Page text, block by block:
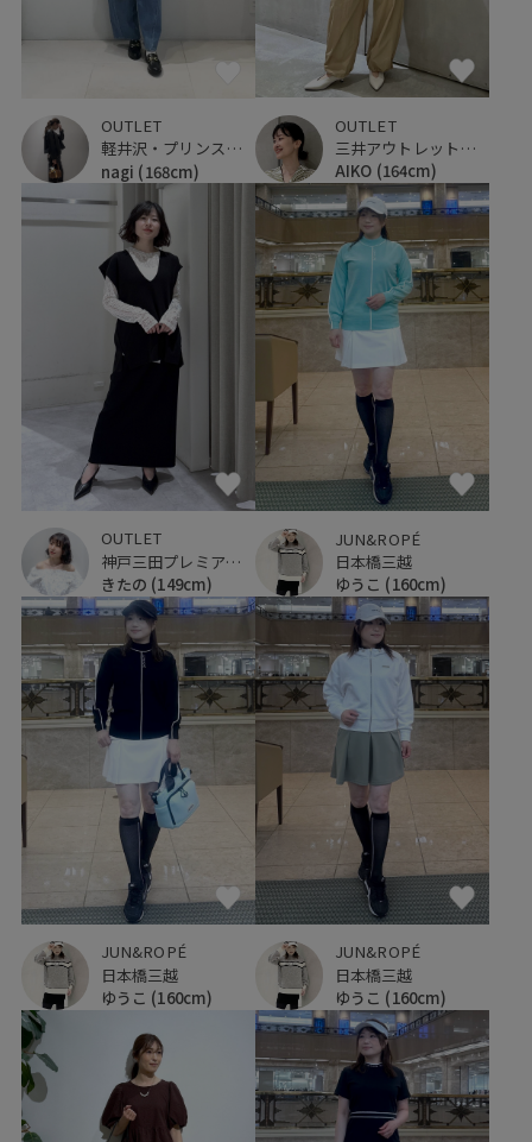
OUTLET
軽井沢・プリンスショッピングプラザ
nagi (168cm)
OUTLET
三井アウトレットパーク 横浜ベイサイド
AIKO (164cm)
OUTLET
神戸三田プレミアム・アウトレット
きたの (149cm)
JUN&ROPÉ
日本橋三越
ゆうこ (160cm)
JUN&ROPÉ
日本橋三越
ゆうこ (160cm)
JUN&ROPÉ
日本橋三越
ゆうこ (160cm)